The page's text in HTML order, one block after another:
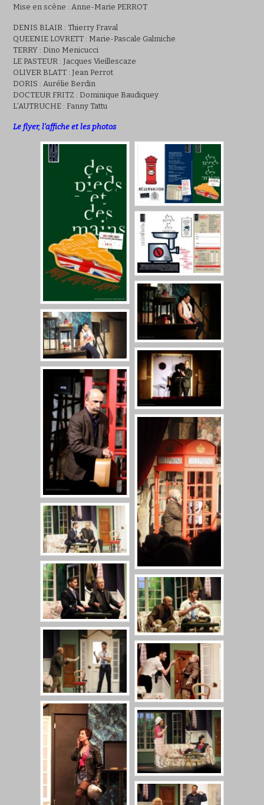
Mise en scène : Anne-Marie PERROT
DENIS BLAIR : Thierry Fraval
QUEENIE LOVRETT : Marie-Pascale Galmiche
TERRY : Dino Menicucci
LE PASTEUR : Jacques Vieillescaze
OLIVER BLATT : Jean Perrot
DORIS : Aurélie Berdin
DOCTEUR FRITZ : Dominique Baudiquey
L’AUTRUCHE : Fanny Tattu
Le flyer, l’affiche et les photos